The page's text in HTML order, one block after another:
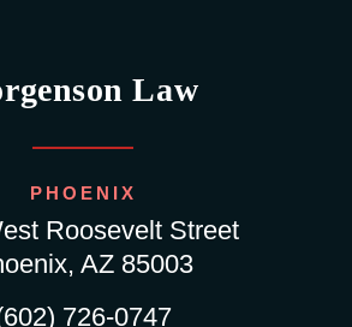
Law
PHOENIX
Roosevelt Street
AZ 85003
726-0747